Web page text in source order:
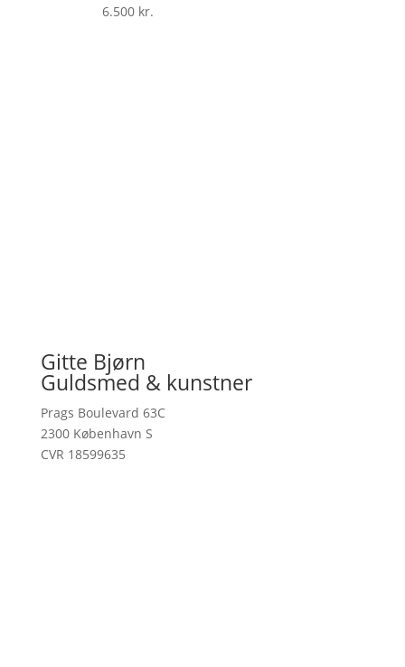
6.500 kr.
Gitte Bjørn
Guldsmed & kunstner
Prags Boulevard 63C
2300 København S
CVR 18599635